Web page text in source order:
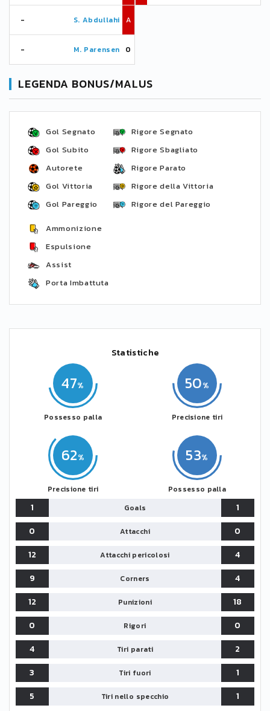
- S. Abdullahi A
- M. Parensen 0
LEGENDA BONUS/MALUS
Gol Segnato
Gol Subito
Autorete
Gol Vittoria
Gol Pareggio
Rigore Segnato
Rigore Sbagliato
Rigore Parato
Rigore della Vittoria
Rigore del Pareggio
Ammonizione
Espulsione
Assist
Porta Imbattuta
Statistiche
47
Possesso palla
62
Precisione tiri
53
Possesso palla
50
Precisione tiri
1 Goals
1
0
Attacchi
0
12
Attacchi pericolosi
4
9
Corners
4
12
Punizioni
18
0
Rigori
0
4
Tiri parati
2
3
Tiri fuori
1
5
Tiri nello specchio 1